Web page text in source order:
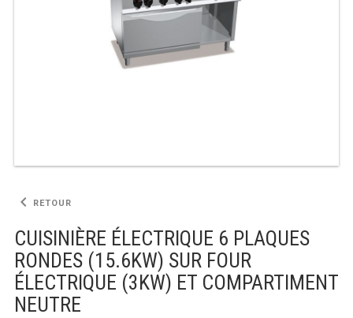
TABLE RÉFRIGÉRÉE
TABLE 700 – 4 PORTES
TABLE 800
TABLE 700 VITRÉE
keyboard_arrow_left RETOUR
CUISINIÈRE ÉLECTRIQUE 6 PLAQUES
RONDES (15.6KW) SUR FOUR
ÉLECTRIQUE (3KW) ET COMPARTIMENT
NEUTRE